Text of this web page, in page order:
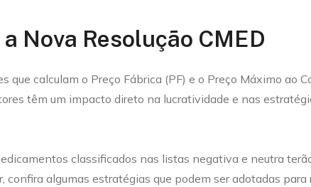
Nova Resolução CMED
que calculam o Preço Fábrica (PF) e o Preço Máximo ao
têm um impacto direto na lucratividade e nas
classificados nas listas negativa e neutra
confira algumas estratégias que podem ser adotadas para